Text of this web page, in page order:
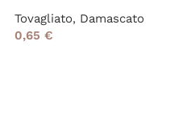
Tovagliato, Damascato
0,65 €